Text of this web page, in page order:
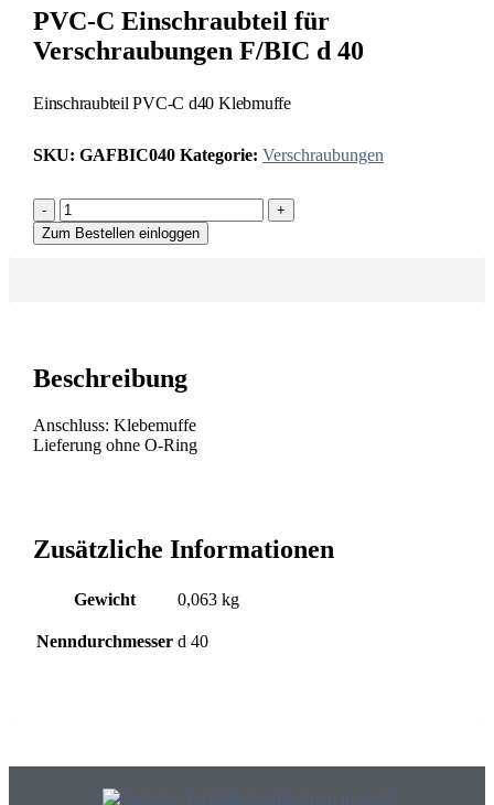
PVC-C Einschraubteil für
Verschraubungen F/BIC d 40
Einschraubteil PVC-C d40 Klebmuffe
SKU: GAFBIC040 Kategorie: Verschraubungen
-
+
Zum Bestellen einloggen
Beschreibung
Anschluss: Klebemuffe
Lieferung ohne O-Ring
Zusätzliche Informationen
Gewicht 0,063 kg
Nenndurchmesser d 40